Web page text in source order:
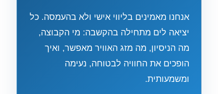
אנחנו מאמינים בליווי אישי ולא בהעמסה. כל
יציאה לים מתחילה בהקשבה: מי הקבוצה,
מה הניסיון, מה מזג האוויר מאפשר, ואיך
הופכים את החוויה לבטוחה, נעימה
ומשמעותית.